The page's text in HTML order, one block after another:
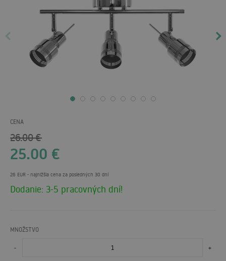
CENA
26.00€
25.00 €
26 EUR - najnižšia cena za posledných 30 dní
Dodanie: 3-5 pracovných dní!
MNOŽSTVO
- +